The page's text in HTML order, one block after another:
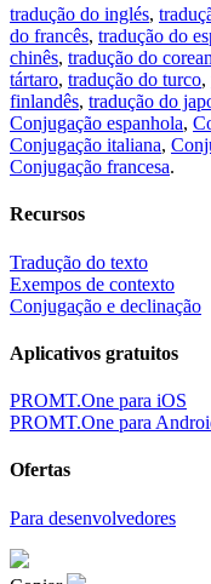
tradução do inglés,
do francês, tradução do
chinês, tradução do
tártaro, tradução do turco,
finlandês, tradução do
Conjugação espanhola,
Conjugação italiana,
Conjugação francesa.
Recursos
Tradução do texto
Exempos de contexto
Conjugação e declinação
Aplicativos gratuitos
PROMT.One para iOS
PROMT.One para
Ofertas
Para desenvolvedores